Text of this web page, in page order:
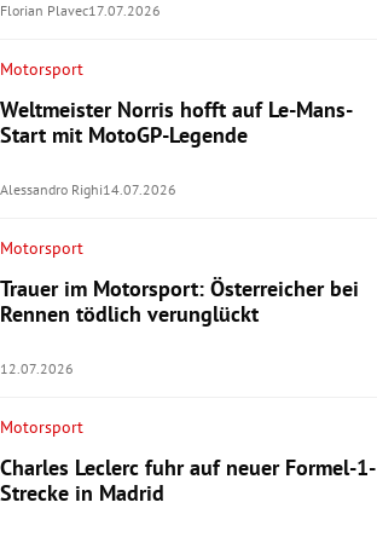
Florian Plavec17.07.2026
Motorsport
Weltmeister Norris hofft auf Le-Mans-
Start mit MotoGP-Legende
Alessandro Righi14.07.2026
Motorsport
Trauer im Motorsport: Österreicher bei
Rennen tödlich verunglückt
12.07.2026
Motorsport
Charles Leclerc fuhr auf neuer Formel-1-
Strecke in Madrid